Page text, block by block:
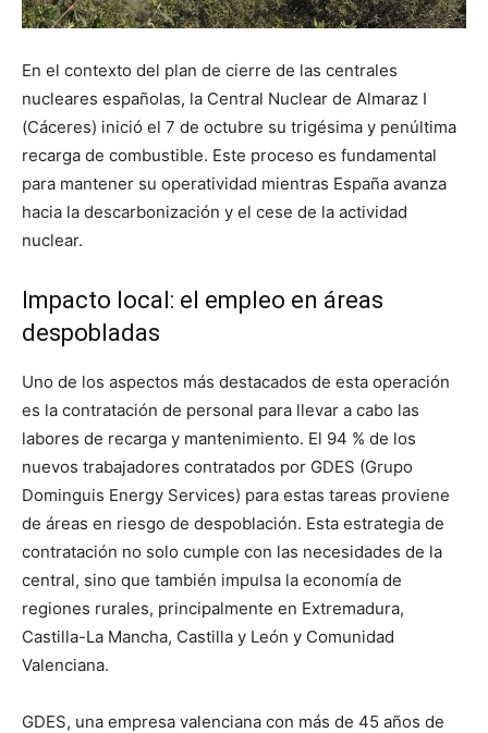
En el contexto del plan de cierre de las centrales
nucleares españolas, la Central Nuclear de Almaraz I
(Cáceres) inició el 7 de octubre su trigésima y penúltima
recarga de combustible. Este proceso es fundamental
para mantener su operatividad mientras España avanza
hacia la descarbonización y el cese de la actividad
nuclear.
Impacto local: el empleo en áreas
despobladas
Uno de los aspectos más destacados de esta operación
es la contratación de personal para llevar a cabo las
labores de recarga y mantenimiento. El 94 % de los
nuevos trabajadores contratados por GDES (Grupo
Dominguis Energy Services) para estas tareas proviene
de áreas en riesgo de despoblación. Esta estrategia de
contratación no solo cumple con las necesidades de la
central, sino que también impulsa la economía de
regiones rurales, principalmente en Extremadura,
Castilla-La Mancha, Castilla y León y Comunidad
Valenciana.
GDES, una empresa valenciana con más de 45 años de